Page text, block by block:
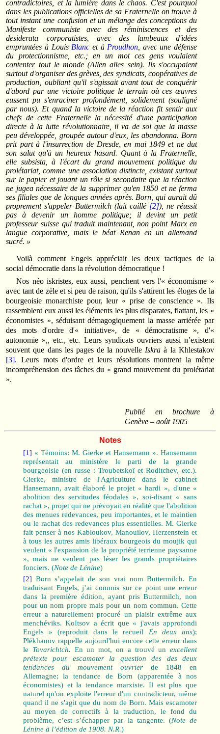
contradictoires, et la lumière dans le chaos. C'est pourquoi
dans les publications officielles de sa Fraternelle on trouve à
tout instant une confusion et un mélange des conceptions du
Manifeste communiste avec des réminiscences et des
desiderata corporatistes, avec des lambeaux d'idées
empruntées à Louis Blanc et à Proudhon , avec une défense
du protectionnisme, etc.; en un mot ces gens voulaient
contenter tout le monde (Allen alles sein). Ils s'occupaient
surtout d'organiser des grèves, des syndicats, coopératives de
production, oubliant qu'il s'agissait avant tout de conquérir
d'abord par une victoire politique le terrain où ces œuvres
eussent pu s'enraciner profondément, solidement (souligné
par nous). Et quand la victoire de la réaction fit sentir aux
chefs de cette Fraternelle la nécessité d'une participation
directe à la lutte révolutionnaire, il va de soi que la masse
peu développée, groupée autour d'eux, les abandonna. Born
prit part à l'insurrection de Dresde, en mai 1849 et ne dut
son salut qu'à un heureux hasard. Quant à la Fraternelle,
elle subsista, à l'écart du grand mouvement politique du
prolétariat, comme une association distincte, existant surtout
sur le papier et jouant un rôle si secondaire que la réaction
ne jugea nécessaire de la supprimer qu'en 1850 et ne ferma
ses filiales que de longues années après. Born, qui aurait dû
proprement s'appeler Buttermilch (lait caillé [2]), ne réussit
pas à devenir un homme politique; il devint un petit
professeur suisse qui traduit maintenant, non point Marx en
langue corporative, mais le béat Renan en un allemand
sucré. »
Voilà comment Engels appréciait les deux tactiques de la
social démocratie dans la révolution démocratique !
Nos néo iskristes, eux aussi, penchent vers l'« économisme »
avec tant de zèle et si peu de raison, qu'ils s'attirent les éloges de la
bourgeoisie monarchiste pour, leur « prise de conscience ». Ils
rassemblent eux aussi les éléments les plus disparates, flattant, les «
économistes », séduisant démagogiquement la masse arriérée par
des mots d'ordre d'« initiative», de « démocratisme », d'«
autonomie »,, etc., etc. Leurs syndicats ouvriers aussi n’existent
souvent que dans les pages de la nouvelle Iskraà la Khlestakov
[3]. Leurs mots d'ordre et leurs résolutions montrent la même
incompréhension des tâches du « grand mouvement du prolétariat
».
Publié en brochure à
Genève – août 1905
Notes
[1] « Témoins: M. Gierke et Hansemann ». Hansemann
représentait au ministère le parti de la grande
bourgeoisie (en russe : Troubetskoï et Roditchev, etc.).
Gierke, ministre de l'Agriculture dans le cabinet
Hansemann, avait élaboré le projet « hardi », d'une «
abolition des servitudes féodales », soi-disant « sans
rachat », projet qui ne prévoyait en réalité que l'abolition
des menues redevances, peu importantes, et le maintien
ou le rachat des redevances plus essentielles. M. Gierke
fait penser à nos Kabloukov, Manouilov, Herzenstein et
à tous les autres amis libéraux bourgeois du moujik qui
veulent « l'expansion de la propriété terrienne paysanne
», mais ne veulent pas léser les grands propriétaires
fonciers. (Note de Lénine)
[2] Born s’appelait de son vrai nom Buttermilch. En
traduisant Engels, j’ai commis sur ce point une erreur
dans la première édition, ayant pris Buttermilch, non
pour un nom propre mais pour un nom commun. Cette
erreur a naturellement procuré un plaisir extrême aux
menchéviks. KoItsov a écrit que « j'avais approfondi
Engels » (reproduit dans le recueil En deux ans);
Plékhanov rappelle aujourd'hui encore cette erreur dans
le Tovarichtch. En un mot, on a trouvé unexcellent
prétexte pour escamoter la question des des deux
tendances du mouvement ouvrier de 1848 en
Allemagne; la tendance de Born (apparentée à nos
économistes) et la tendance marxiste. Il est plus que
naturel qu'on exploite l'erreur d'un contradicteur, même
quand il ne s'agit que du nom de Born. Mais escamoter
au moyen de correctifs à la traduction, le fond du
problème, c’est s’échapper par la tangente. (Note de
Lénine à l’édition de 1908. N.R.)